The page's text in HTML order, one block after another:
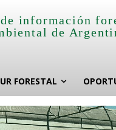
de información
de
FORESTAL